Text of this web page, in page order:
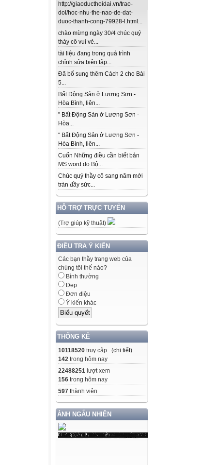
http://giaoducthoidai.vn/trao-
doi/hoc-nhu-the-nao-de-dat-
duoc-thanh-cong-79928-l.html...
chào mừng ngày 30/4 chúc quý
thày cô vui vẻ...
tài liệu đang trong quá trình
chỉnh sửa biên tập...
Đã bổ sung thêm Cách 2 cho Bài
5...
Bất Động Sản ở Lương Sơn -
Hòa Bình, liên...
" Bất Động Sản ở Lương Sơn -
Hòa...
" Bất Động Sản ở Lương Sơn -
Hòa Bình, liên...
Cuốn Những điều cần biết bản
MS word do Bộ...
Chúc quý thầy cô sang năm mới
tràn đầy sức...
HỖ TRỢ TRỰC TUYẾN
(Trợ giúp kỹ thuật)
ĐIỀU TRA Ý KIẾN
Các bạn thầy trang web của
chúng tôi thế nào?
Bình thường
Đẹp
Đơn điệu
Ý kiến khác
THỐNG KÊ
10118520 truy cập (chi tiết)
142 trong hôm nay
22488251 lượt xem
156 trong hôm nay
597 thành viên
ẢNH NGẪU NHIÊN